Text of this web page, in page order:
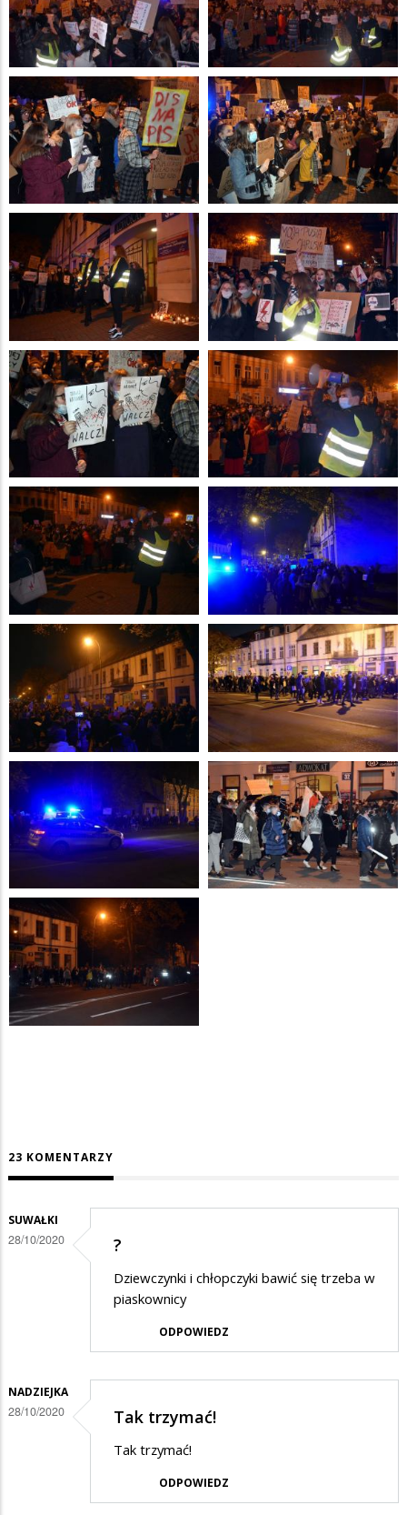
23 KOMENTARZY
SUWAŁKI
28/10/2020 ?
Dziewczynki i chłopczyki bawić się trzeba w
piaskownicy
ODPOWIEDZ
NADZIEJKA
28/10/2020 Tak trzymać!
Tak trzymać!
ODPOWIEDZ